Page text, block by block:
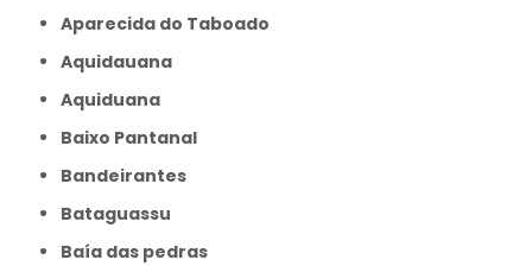
Aparecida do Taboado
Aquidauana
Aquiduana
Baixo Pantanal
Bandeirantes
Bataguassu
Baía das pedras